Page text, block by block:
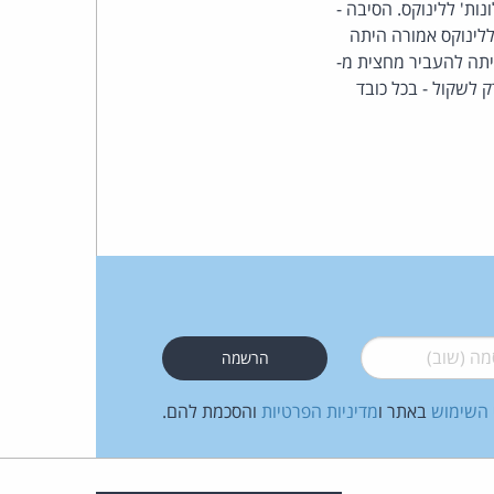
פרל
ההפעלה 'חלונות' ללינוקס. הסיבה -
אמורה היתה
להעביר מחצית מ-
לשקול - בכל כובד
(שוב)*
השימוש באתר ומדיניות הפרטיות והסכמת להם.